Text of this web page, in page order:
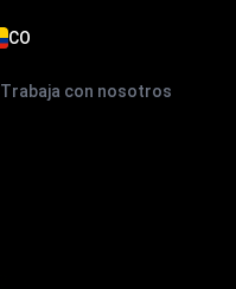
CO
Trabaja con nosotros